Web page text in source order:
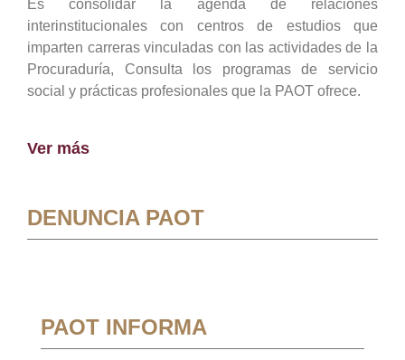
Es consolidar la agenda de relaciones
interinstitucionales con centros de estudios que
imparten carreras vinculadas con las actividades de la
Procuraduría, Consulta los programas de servicio
social y prácticas profesionales que la PAOT ofrece.
Ver más
DENUNCIA PAOT
PAOT INFORMA